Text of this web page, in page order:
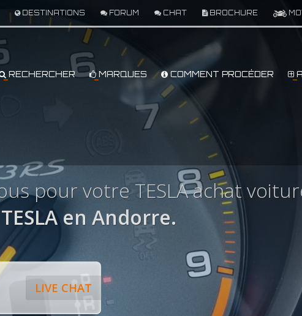
DESTINATIONS FORUM CHAT BROCHURE
RECHERCHER MARQUES COMMENT PROCÉDER
pour votre TESLA achat
en Andorre.
LIVE CHAT